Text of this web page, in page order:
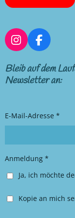
I
n
s
t
a
a
F
a
c
e
b
k
Bleib auf dem
Newsletter an:
E-Mail-Adresse *
Anmeldung *
Ja, ich möchte
Kopie an mich